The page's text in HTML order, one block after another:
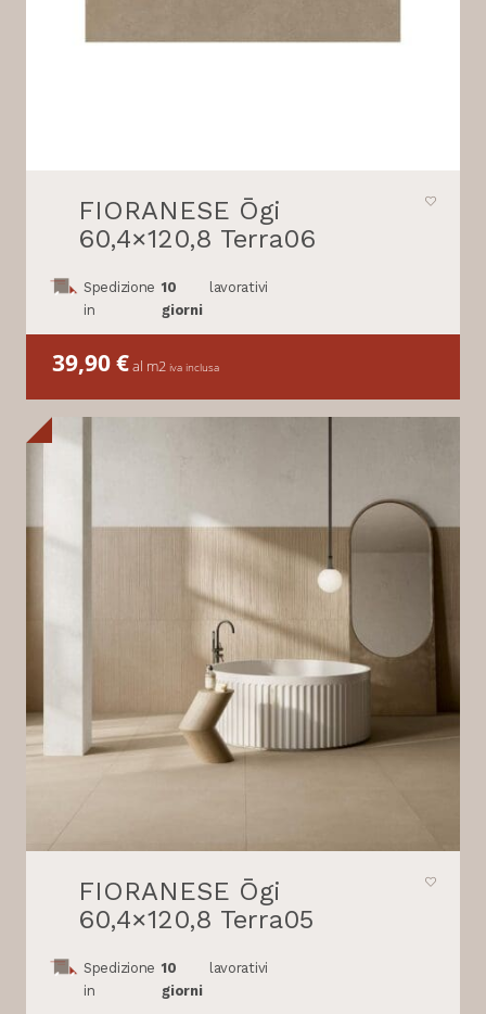
FIORANESE Ōgi
60,4×120,8 Terra06
Spedizione
in
10
giorni
lavorativi
39,90€al m2 iva inclusa
FIORANESE Ōgi
60,4×120,8 Terra05
Spedizione
in
10
giorni
lavorativi